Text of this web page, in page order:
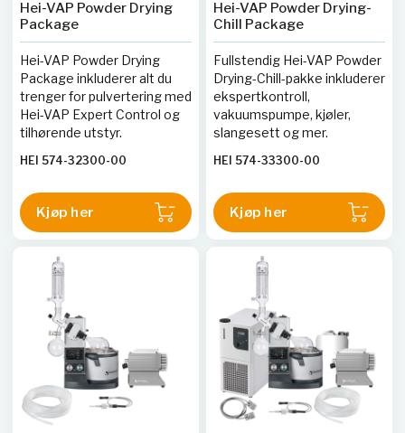
Hei-VAP Powder Drying
Package
Hei-VAP Powder Drying
Package inkluderer alt du
trenger for pulvertering med
Hei-VAP Expert Control og
tilhørende utstyr.
HEI 574-32300-00
Kjøp her
Hei-VAP Powder Drying-
Chill Package
Fullstendig Hei-VAP Powder
Drying-Chill-pakke inkluderer
ekspertkontroll,
vakuumspumpe, kjøler,
slangesett og mer.
HEI 574-33300-00
Kjøp her